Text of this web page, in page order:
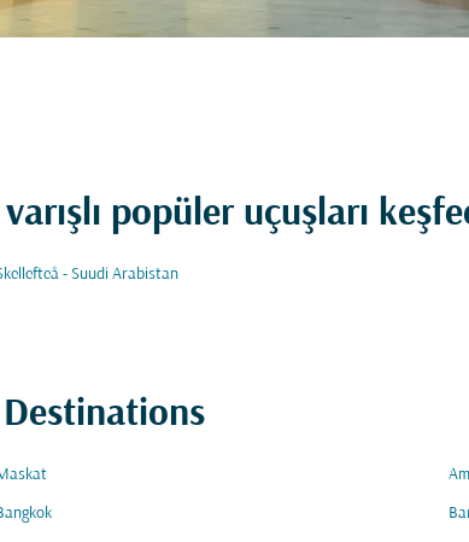
popüler uçuşları
- Suudi Arabistan